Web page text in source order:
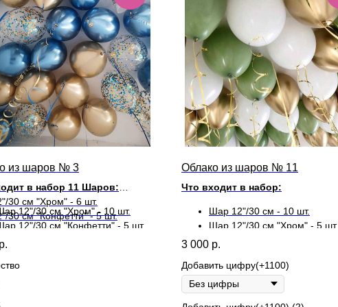
из шаров № 3
в набор 11 Шаров:
30 см "Хром" - 6 шт.
30 см "Конфетти" - 5 шт.
в набор 15 Шаров:
12"/30 см "Хром" - 10 шт.
12"/30 см "Конфетти" - 5 шт.
р.
Облако из шаров № 11
Что входит в набор:
Шар 12"/30 см - 10 шт.
Шар 12"/30 см "Хром" - 5 шт.
3 000 р.
Добавить цифру(+1100)